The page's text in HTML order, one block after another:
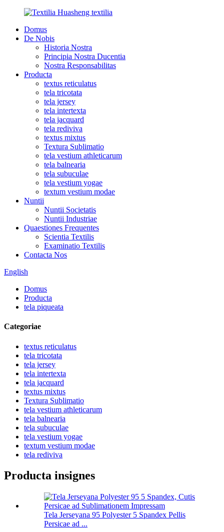
Domus
De Nobis
Historia Nostra
Principia Nostra Ducentia
Nostra Responsabilitas
Producta
textus reticulatus
tela tricotata
tela jersey
tela intertexta
tela jacquard
tela rediviva
textus mixtus
Textura Sublimatio
tela vestium athleticarum
tela balnearia
tela subuculae
tela vestium yogae
textum vestium modae
Nuntii
Nuntii Societatis
Nuntii Industriae
Quaestiones Frequentes
Scientia Textilis
Examinatio Textilis
Contacta Nos
English
Domus
Producta
tela piqueata
Categoriae
textus reticulatus
tela tricotata
tela jersey
tela intertexta
tela jacquard
textus mixtus
Textura Sublimatio
tela vestium athleticarum
tela balnearia
tela subuculae
tela vestium yogae
textum vestium modae
tela rediviva
Producta insignes
Tela Jerseyana 95 Polyester 5 Spandex Pellis
Persicae ad ...